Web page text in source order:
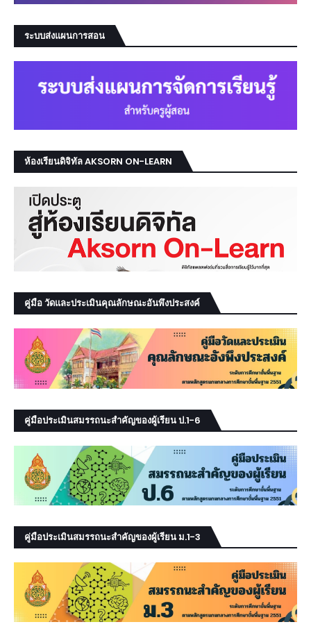
ระบบส่งแผนการสอน
ห้องเรียนดิจิทัล AKSORN ON-LEARN
คู่มือ วัดและประเมินคุณลักษณะอันพึงประสงค์
คู่มือประเมินสมรรถนะสำคัญของผู้เรียน ป.1-6
คู่มือประเมินสมรรถนะสำคัญของผู้เรียน ม.1-3